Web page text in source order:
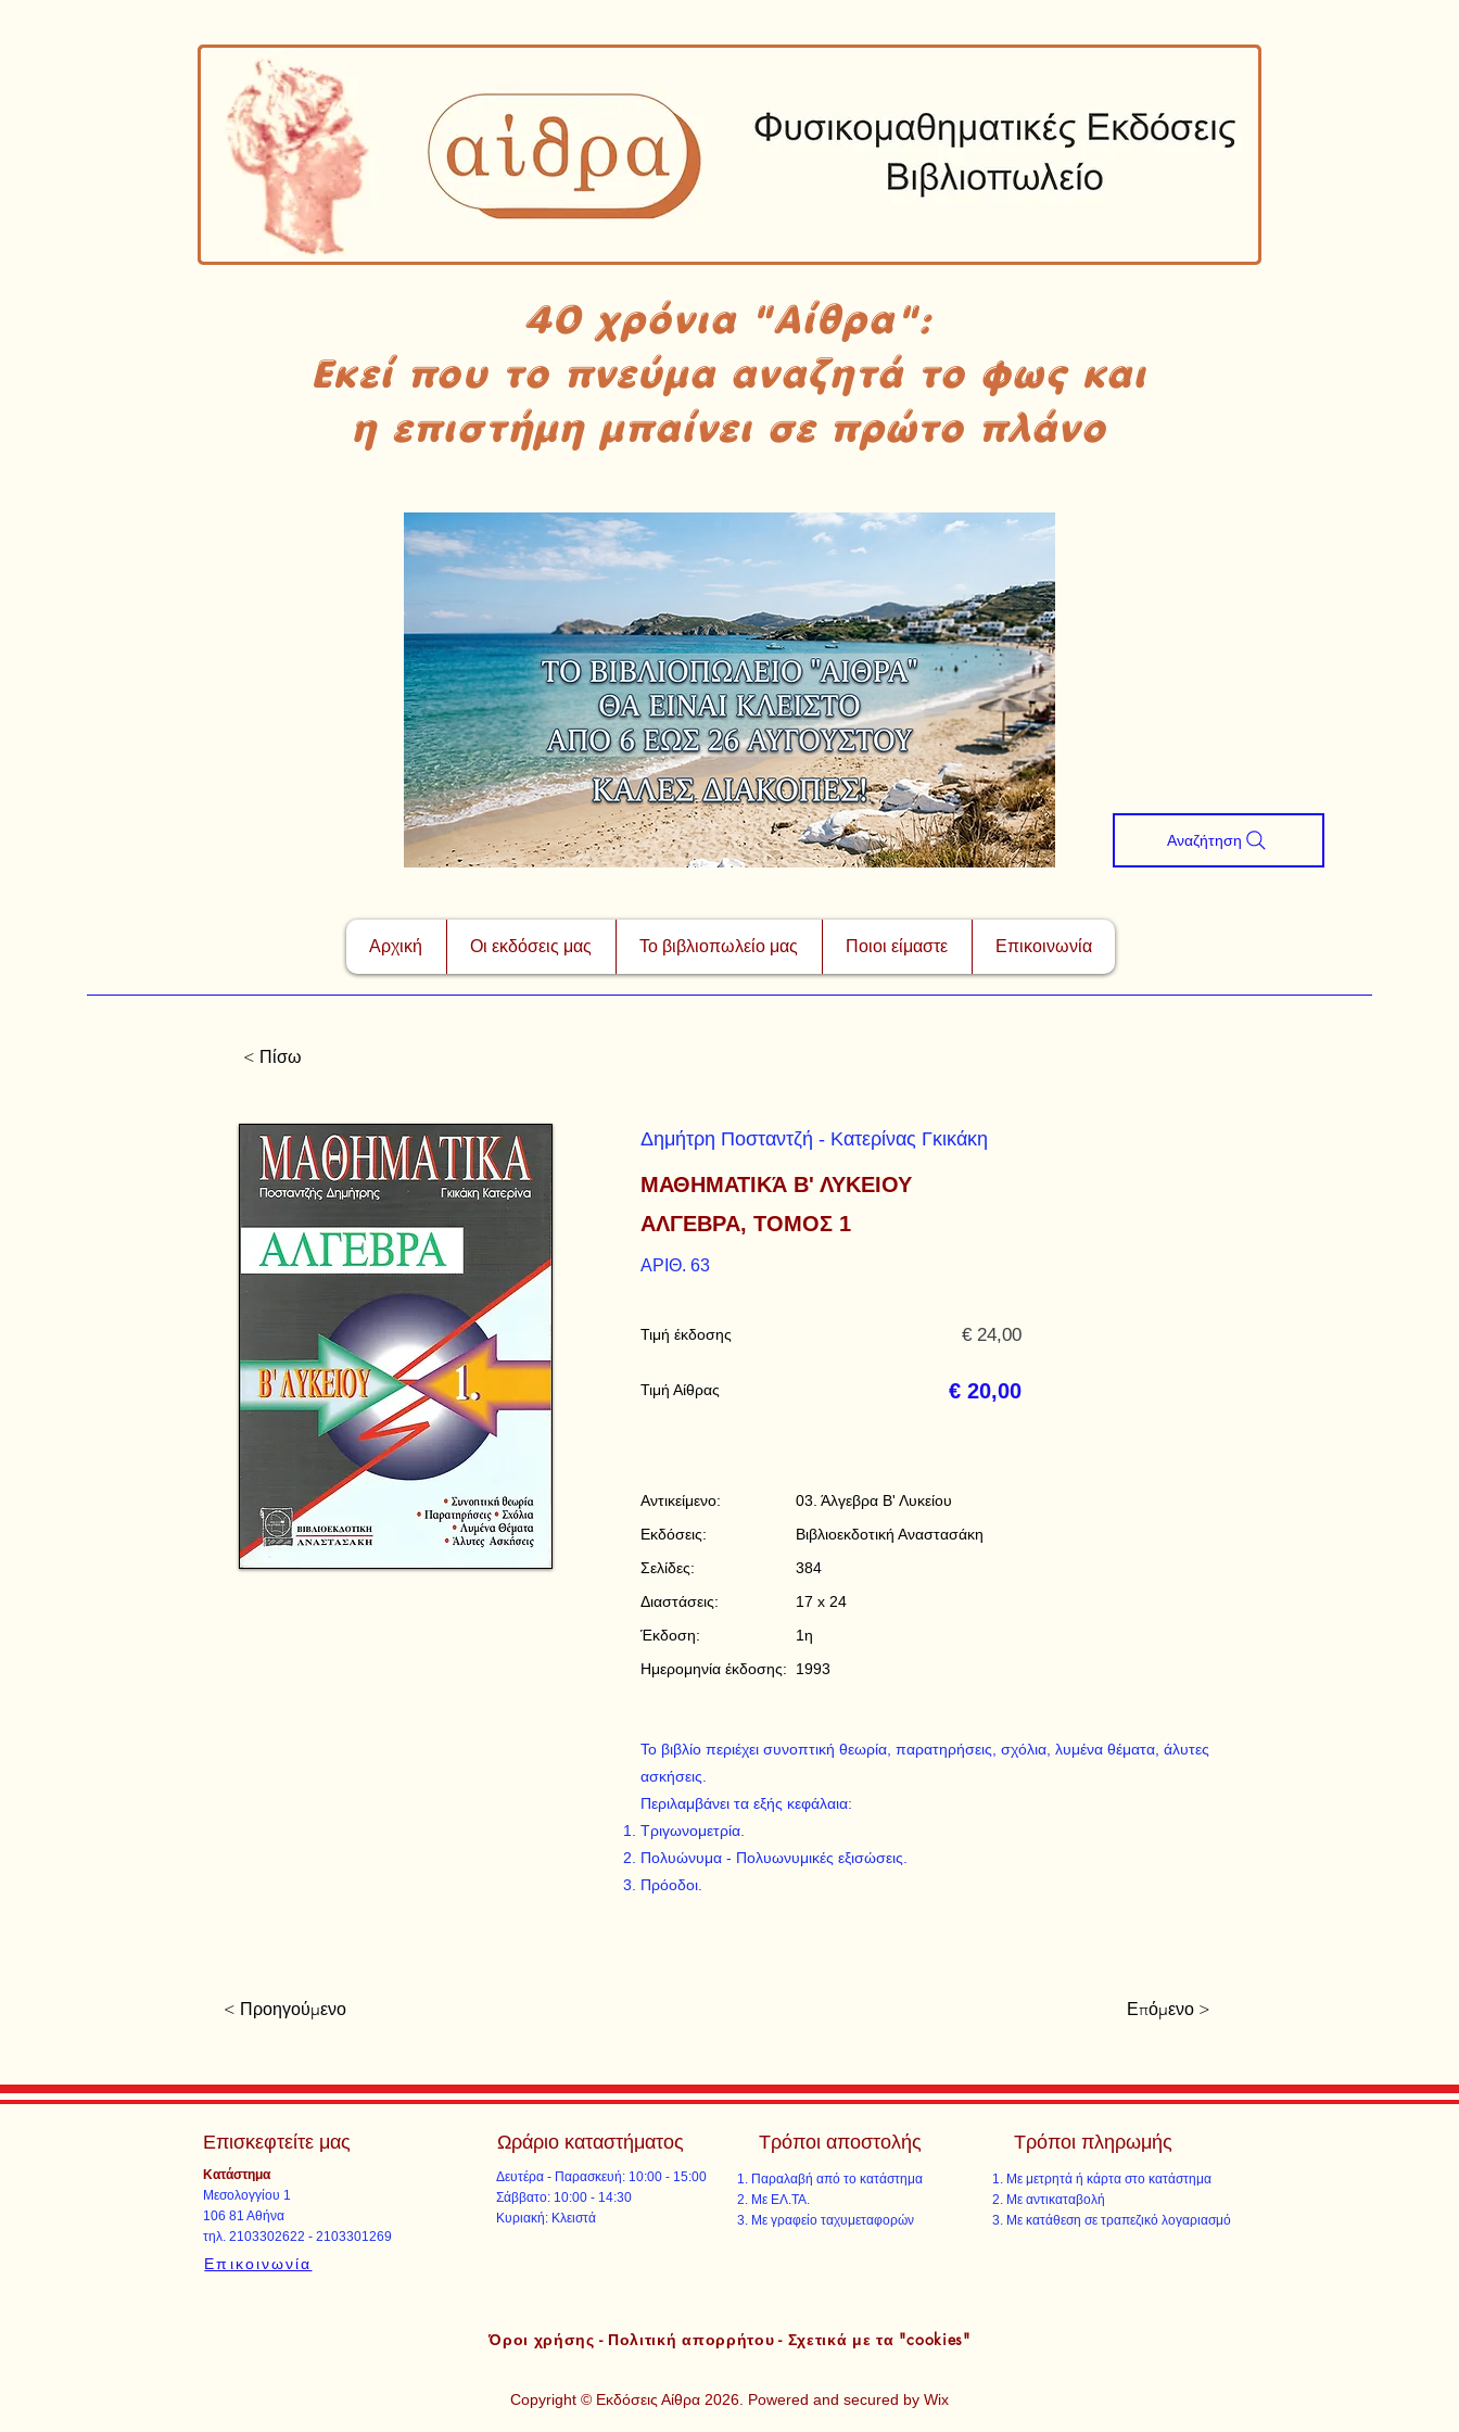
40 χρόνια "Αίθρα":
Εκεί που το πνεύμα αναζητά το φως και
η επιστήμη μπαίνει σε πρώτο πλάνο
Αρχική Οι εκδόσεις μας Το βιβλιοπωλείο μας Ποιοι είμαστε Επικοινωνία
Αναζήτηση
< Πίσω
Δημήτρη Ποσταντζή - Κατερίνας Γκικάκη
ΜΑΘΗΜΑΤΙΚΆ Β' ΛΥΚΕΙΟΥ
ΑΛΓΕΒΡΑ, ΤΟΜΟΣ 1
ΑΡΙΘ. 63
Τιμή έκδοσης
Τιμή Αίθρας
€ 24,00
€ 20,00
Αντικείμενο:
03. Άλγεβρα Β' Λυκείου
Εκδόσεις:
Βιβλιοεκδοτική Αναστασάκη
Σελίδες:
384
Διαστάσεις:
17 x 24
Έκδοση:
1η
Ημερομηνία έκδοσης:
1993
Το βιβλίο περιέχει συνοπτική θεωρία, παρατηρήσεις, σχόλια, λυμένα θέματα, άλυτες
ασκήσεις.
Περιλαμβάνει τα εξής κεφάλαια:
Τριγωνομετρία.
Πολυώνυμα - Πολυωνυμικές εξισώσεις.
Πρόοδοι.
< Προηγούμενο Επόμενο >
Επισκεφτείτε μας
Κατάστημα
Μεσολογγίου 1
106 81 Αθήνα
τηλ. 2103302622 - 2103301269
Επικοινωνία
Ωράριο καταστήματος
Δευτέρα - Παρασκευή: 10:00 - 15:00
​​Σάββατο: 10:00 - 14:30
​Κυριακή: Κλειστά
Τρόποι αποστολής
Παραλαβή από το κατάστημα
Με ΕΛ.ΤΑ.​​
Με γραφείο ταχυμεταφορών​
Τρόποι πληρωμής
Με μετρητά ή κάρτα στο κατάστημα
Με αντικαταβολή
Με κατάθεση σε τραπεζικό λογαριασμό
Όροι χρήσης - Πολιτική απορρήτου - Σχετικά με τα "cookies"
Copyright © Εκδόσεις Αίθρα 2026. Powered and secured by Wix